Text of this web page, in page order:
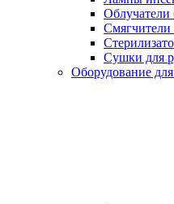
Облучатели
Сушки для
Оборудование